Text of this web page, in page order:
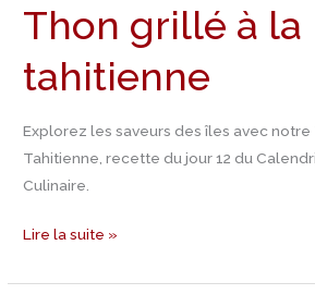
Thon grillé à la
tahitienne
Explorez les saveurs des îles avec notre
Tahitienne, recette du jour 12 du
Culinaire.
Recette
Thon
à
la
tahitienne
Lire la suite »